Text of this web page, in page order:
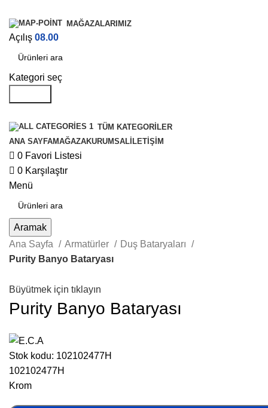
MAĞAZALARIMIZ
Açılış 08.00
Kategori seç
TÜM KATEGORILER
ANA SAYFAMAĞAZAKURUMSAL İLETIŞIM
0 Favori Listesi
0 Karşılaştır
Menü
Aramak
Ana Sayfa
Armatürler
Duş Bataryaları
Purity Banyo Bataryası
Büyütmek için tıklayın
Purity Banyo Bataryası
Stok kodu: 102102477H
102102477H
Krom